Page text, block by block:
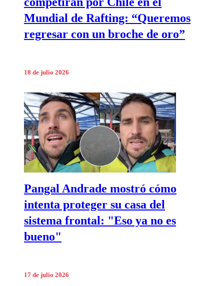
Mundial de Rafting: “Queremos
regresar con un broche de oro”
18 de julio 2026
Pangal Andrade mostró cómo
intenta proteger su casa del
sistema frontal: "Eso ya no es
bueno"
17 de julio 2026